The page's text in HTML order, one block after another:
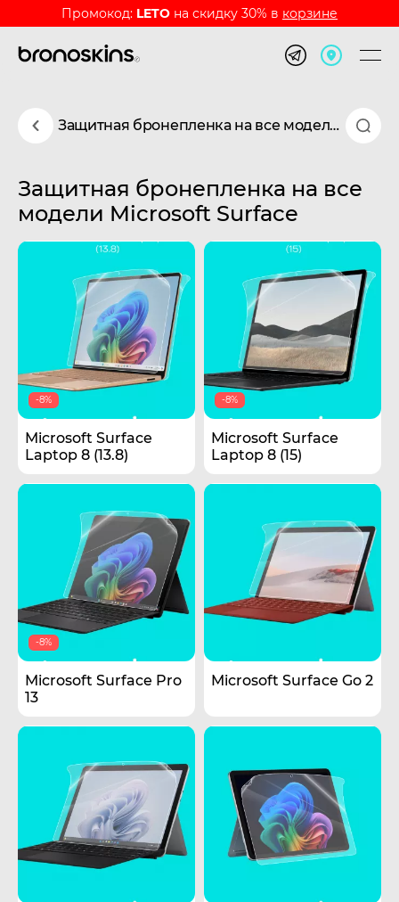
Промокод: LETO на скидку 30% в корзине
Защитная бронепленка на все модели Microsoft Surface
Защитная бронепленка на все
модели Microsoft Surface
-8%
Microsoft Surface
Laptop 8 (13.8)
-8%
Microsoft Surface
Laptop 8 (15)
-8%
Microsoft Surface Pro
13
Microsoft Surface Go 2